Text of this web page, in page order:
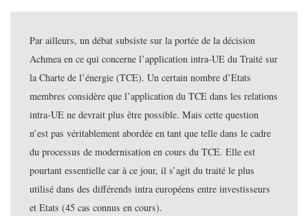
Par ailleurs, un débat subsiste sur la portée de la décision
Achmea en ce qui concerne l’application intra-UE du Traité sur
la Charte de l’énergie (TCE). Un certain nombre d’Etats
membres considère que l’application du TCE dans les relations
intra-UE ne devrait plus être possible. Mais cette question
n’est pas véritablement abordée en tant que telle dans le cadre
du processus de modernisation en cours du TCE. Elle est
pourtant essentielle car à ce jour, il s’agit du traité le plus
utilisé dans des différends intra européens entre investisseurs
et Etats (45 cas connus en cours).